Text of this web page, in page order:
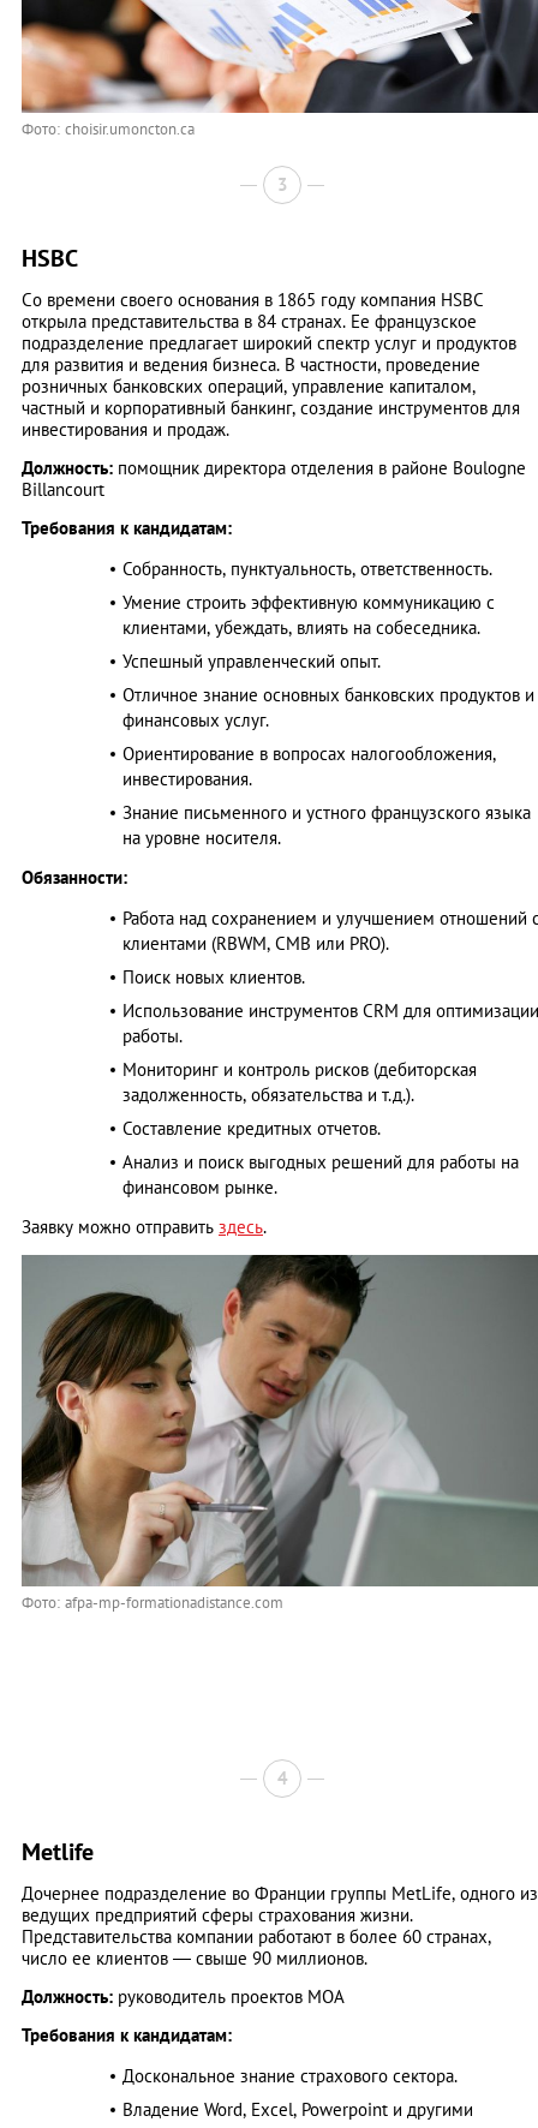
Фото: choisir.umoncton.ca
3
HSBC
Cо времени своего основания в 1865 году компания HSBC
открыла представительства в 84 странах. Ее французское
подразделение предлагает широкий спектр услуг и продуктов
для развития и ведения бизнеса. В частности, проведение
розничных банковских операций, управление капиталом,
частный и корпоративный банкинг, создание инструментов для
инвестирования и продаж.
Должность: помощник директора отделения в районе Boulogne
Billancourt
Требования к кандидатам:
Собранность, пунктуальность, ответственность.
Умение строить эффективную коммуникацию с
клиентами, убеждать, влиять на собеседника.
Успешный управленческий опыт.
Отличное знание основных банковских продуктов и
финансовых услуг.
Ориентирование в вопросах налогообложения,
инвестирования.
Знание письменного и устного французского языка
на уровне носителя.
Обязанности:
Работа над сохранением и улучшением отношений
клиентами (RBWM, CMB или PRO).
Поиск новых клиентов.
Использование инструментов CRM для оптимизации
работы.
Мониторинг и контроль рисков (дебиторская
задолженность, обязательства и т.д.).
Составление кредитных отчетов.
Анализ и поиск выгодных решений для работы на
финансовом рынке.
Заявку можно отправить здесь.
Фото: afpa-mp-formationadistance.com
4
Metlife
Дочернее подразделение во Франции группы MetLife, одного из
ведущих предприятий сферы страхования жизни.
Представительства компании работают в более 60 странах,
число ее клиентов — свыше 90 миллионов.
Должность: руководитель проектов MOA
Требования к кандидатам:
Доскональное знание страхового сектора.
Владение Word, Excel, Powerpoint и другими